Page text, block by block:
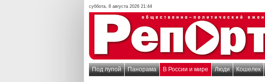
суббота, 8 августа 2026 21:44
Под лупой Панорама В России и мире Люди Кошелек